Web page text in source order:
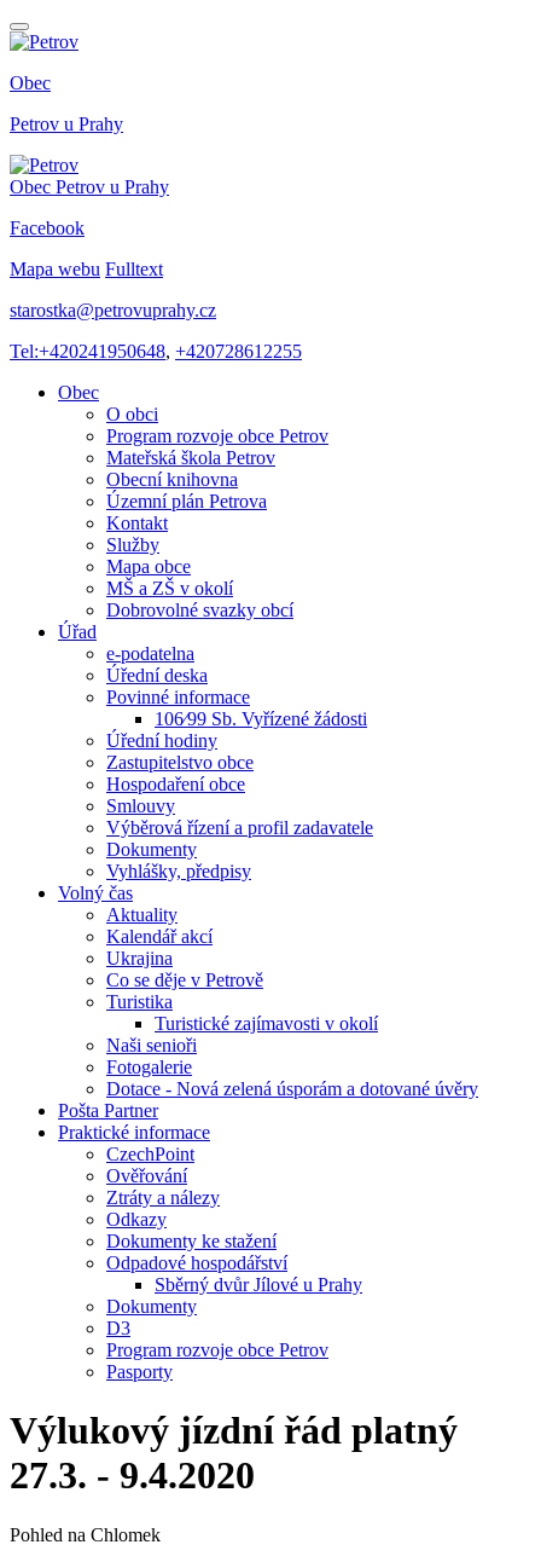
Obec
Petrov u Prahy
Obec Petrov u Prahy
Facebook
Mapa webu Fulltext
starostka@petrovuprahy.cz
Tel:+420241950648, +420728612255
Obec
O obci
Program rozvoje obce Petrov
Mateřská škola Petrov
Obecní knihovna
Územní plán Petrova
Kontakt
Služby
Mapa obce
MŠ a ZŠ v okolí
Dobrovolné svazky obcí
Úřad
e-podatelna
Úřední deska
Povinné informace
106⁄99 Sb. Vyřízené žádosti
Úřední hodiny
Zastupitelstvo obce
Hospodaření obce
Smlouvy
Výběrová řízení a profil zadavatele
Dokumenty
Vyhlášky, předpisy
Volný čas
Aktuality
Kalendář akcí
Ukrajina
Co se děje v Petrově
Turistika
Turistické zajímavosti v okolí
Naši senioři
Fotogalerie
Dotace - Nová zelená úsporám a dotované úvěry
Pošta Partner
Praktické informace
CzechPoint
Ověřování
Ztráty a nálezy
Odkazy
Dokumenty ke stažení
Odpadové hospodářství
Sběrný dvůr Jílové u Prahy
Dokumenty
D3
Program rozvoje obce Petrov
Pasporty
Výlukový jízdní řád platný
27.3. - 9.4.2020
Pohled na Chlomek